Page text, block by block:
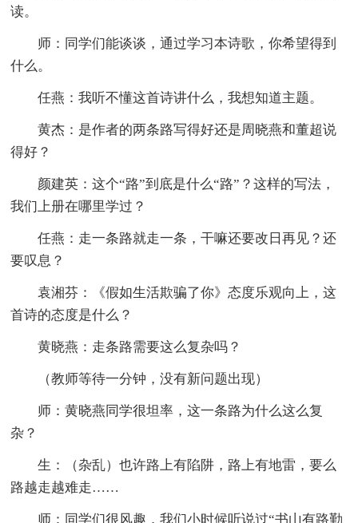
读。
师：同学们能谈谈，通过学习本诗歌，你希望得到
什么。
任燕：我听不懂这首诗讲什么，我想知道主题。
黄杰：是作者的两条路写得好还是周晓燕和董超说
得好？
颜建英：这个“路”到底是什么“路”？这样的写法，
我们上册在哪里学过？
任燕：走一条路就走一条，干嘛还要改日再见？还
要叹息？
袁湘芬：《假如生活欺骗了你》态度乐观向上，这
首诗的态度是什么？
黄晓燕：走条路需要这么复杂吗？
（教师等待一分钟，没有新问题出现）
师：黄晓燕同学很坦率，这一条路为什么这么复
杂？
生：（杂乱）也许路上有陷阱，路上有地雷，要么
路越走越难走……
师：同学们很风趣，我们小时候听说过“书山有路勤